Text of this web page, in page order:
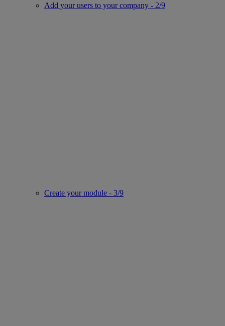
Add your users to your company - 2/9
Create your module - 3/9